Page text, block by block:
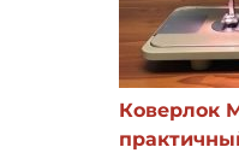
Коверлок